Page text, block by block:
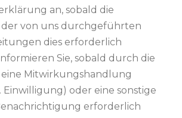
an, sobald die
von uns durchgeführten
dies erforderlich
Sie, sobald durch die
Mitwirkungshandlung
Einwilligung) oder eine sonstige
erforderlich